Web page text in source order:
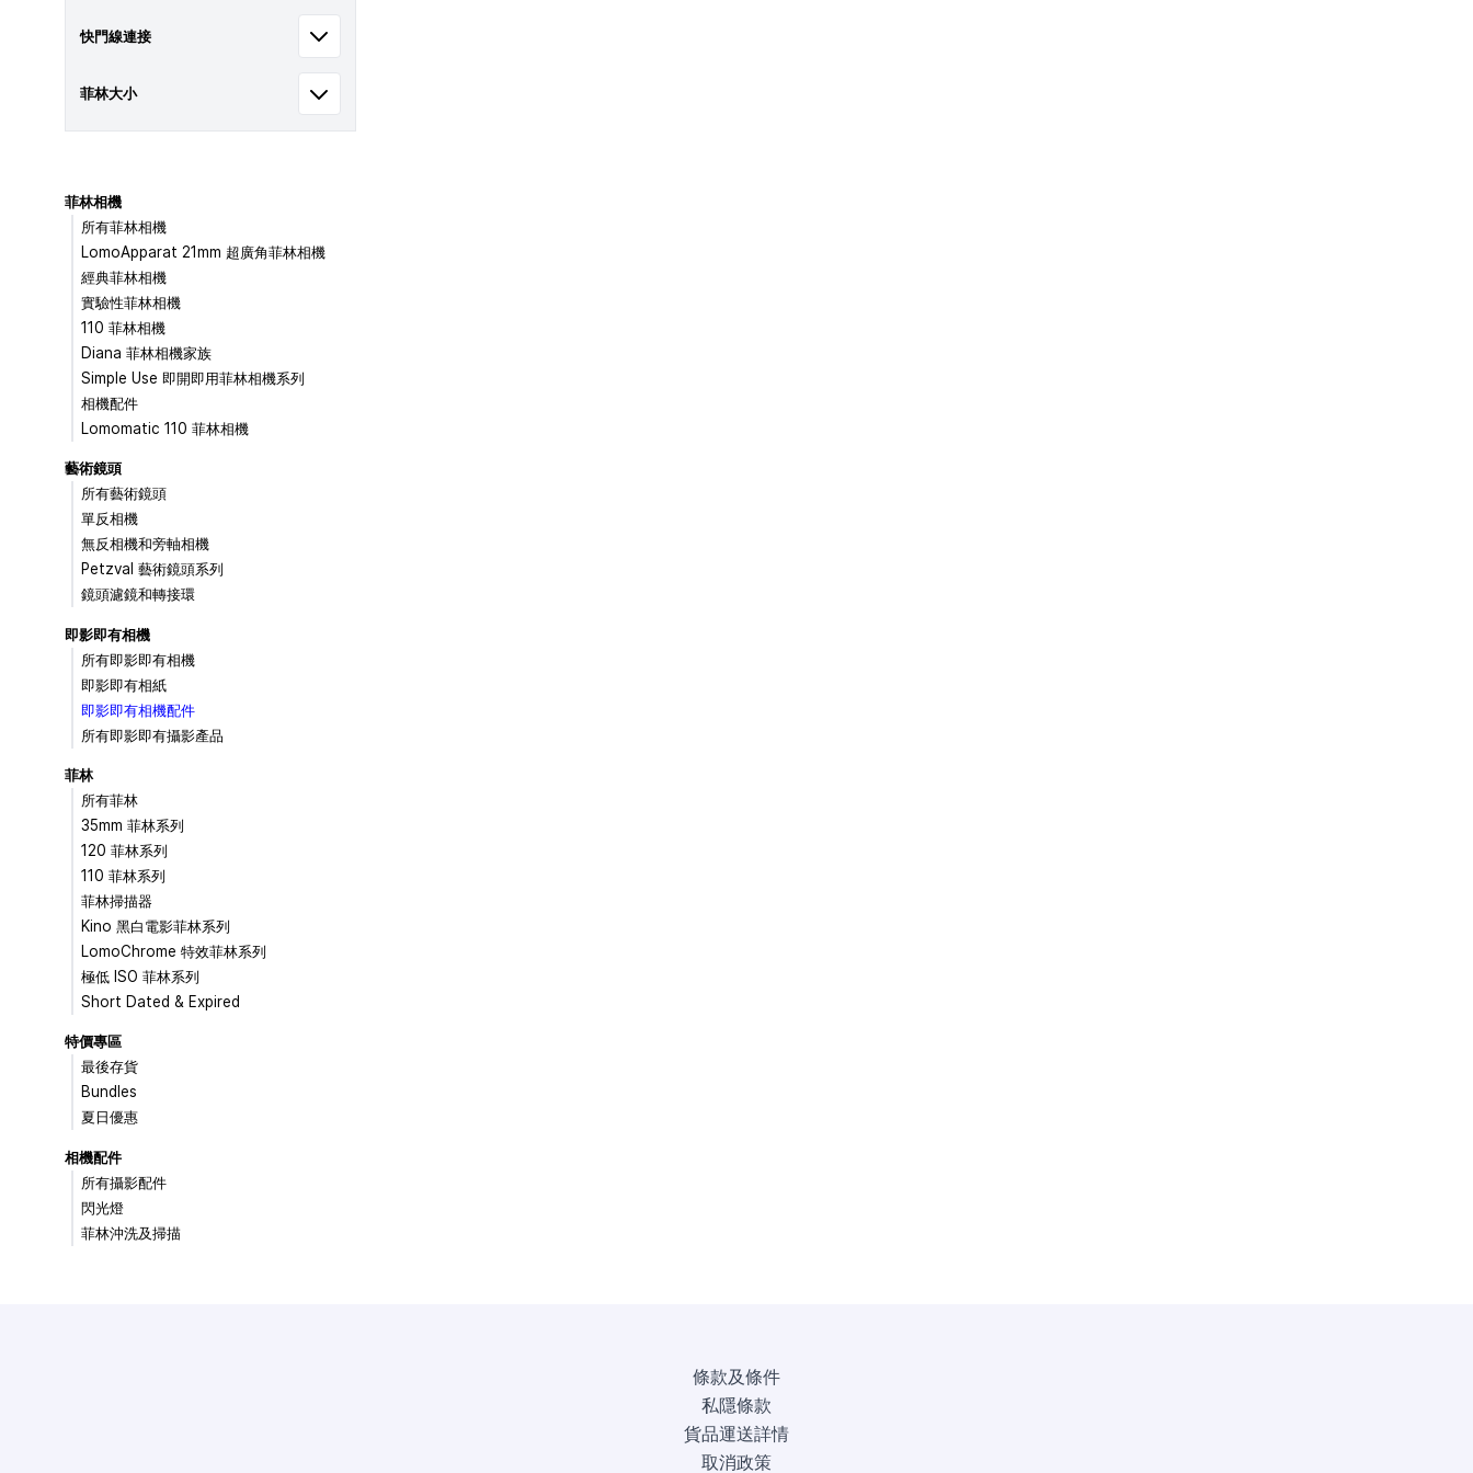
快門線連接
菲林大小
菲林相機
所有菲林相機
LomoApparat 21mm 超廣角菲林相機
經典菲林相機
實驗性菲林相機
110 菲林相機
Diana 菲林相機家族
Simple Use 即開即用菲林相機系列
相機配件
Lomomatic 110 菲林相機
藝術鏡頭
所有藝術鏡頭
單反相機
無反相機和旁軸相機
Petzval 藝術鏡頭系列
鏡頭濾鏡和轉接環
即影即有相機
所有即影即有相機
即影即有相紙
即影即有相機配件
所有即影即有攝影產品
菲林
所有菲林
35mm 菲林系列
120 菲林系列
110 菲林系列
菲林掃描器
Kino 黑白電影菲林系列
LomoChrome 特效菲林系列
極低 ISO 菲林系列
Short Dated & Expired
特價專區
最後存貨
Bundles
夏日優惠
相機配件
所有攝影配件
閃光燈
菲林沖洗及掃描
條款及條件
私隱條款
貨品運送詳情
取消政策